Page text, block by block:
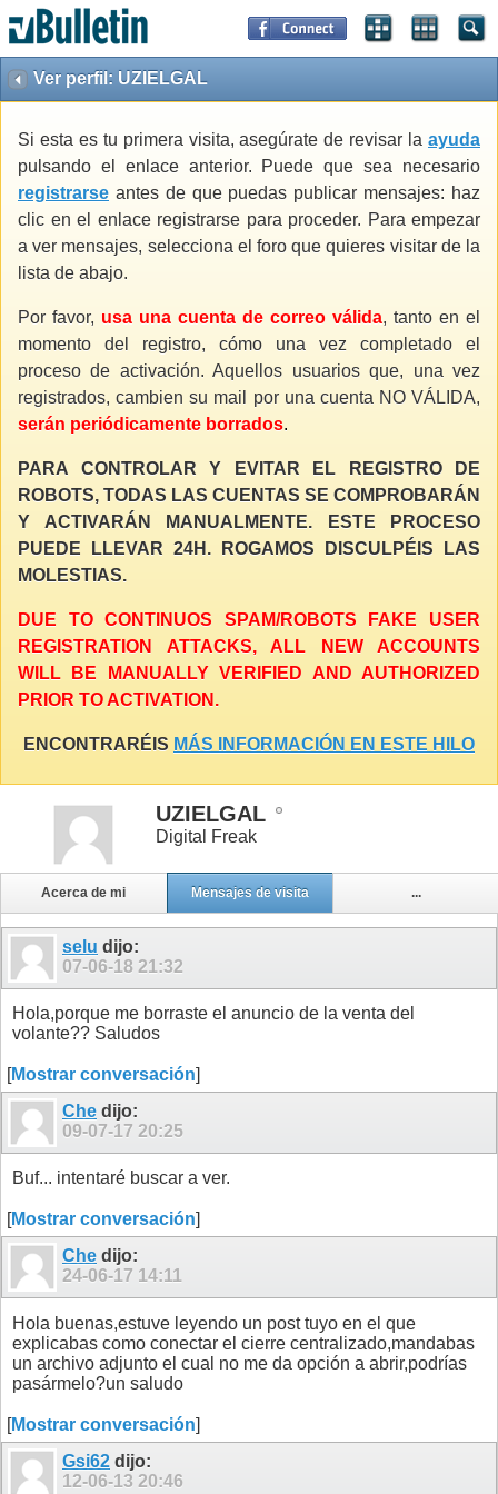
Ver perfil: UZIELGAL
Si esta es tu primera visita, asegúrate de revisar la ayuda
pulsando el enlace anterior. Puede que sea necesario
registrarse antes de que puedas publicar mensajes: haz
clic en el enlace registrarse para proceder. Para empezar
a ver mensajes, selecciona el foro que quieres visitar de la
lista de abajo.
Por favor, usa una cuenta de correo válida, tanto en el
momento del registro, cómo una vez completado el
proceso de activación. Aquellos usuarios que, una vez
registrados, cambien su mail por una cuenta NO VÁLIDA,
serán periódicamente borrados.
PARA CONTROLAR Y EVITAR EL REGISTRO DE
ROBOTS, TODAS LAS CUENTAS SE COMPROBARÁN
Y ACTIVARÁN MANUALMENTE. ESTE PROCESO
PUEDE LLEVAR 24H. ROGAMOS DISCULPÉIS LAS
MOLESTIAS.
DUE TO CONTINUOS SPAM/ROBOTS FAKE USER
REGISTRATION ATTACKS, ALL NEW ACCOUNTS
WILL BE MANUALLY VERIFIED AND AUTHORIZED
PRIOR TO ACTIVATION.
ENCONTRARÉIS MÁS INFORMACIÓN EN ESTE HILO
UZIELGAL
Digital Freak
Acerca de mi Mensajes de visita ...
selu dijo:
07-06-18 21:32
Hola,porque me borraste el anuncio de la venta del
volante?? Saludos
[Mostrar conversación]
Che dijo:
09-07-17 20:25
Buf... intentaré buscar a ver.
[Mostrar conversación]
Che dijo:
24-06-17 14:11
Hola buenas,estuve leyendo un post tuyo en el que
explicabas como conectar el cierre centralizado,mandabas
un archivo adjunto el cual no me da opción a abrir,podrías
pasármelo?un saludo
[Mostrar conversación]
Gsi62 dijo:
12-06-13 20:46